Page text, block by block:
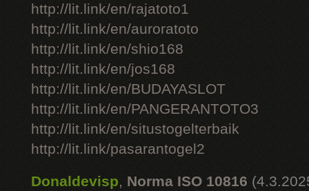
http://lit.link/en/rajatoto1
http://lit.link/en/auroratoto
http://lit.link/en/shio168
http://lit.link/en/jos168
http://lit.link/en/BUDAYASLOT
http://lit.link/en/PANGERANTOTO3
http://lit.link/en/situstogelterbaik
http://lit.link/pasarantogel2
Donaldevisp, Norma ISO 10816